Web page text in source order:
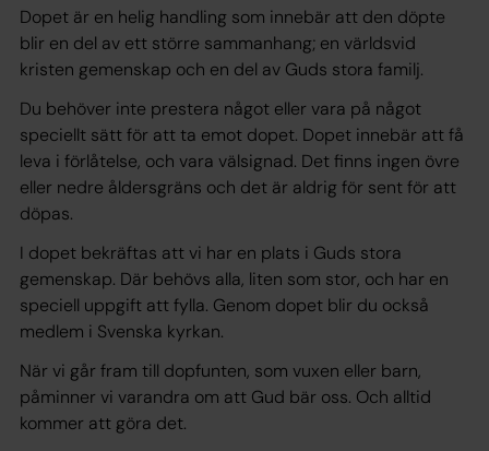
Dopet är en helig handling som innebär att den döpte
blir en del av ett större sammanhang; en världsvid
kristen gemenskap och en del av Guds stora familj.
Du behöver inte prestera något eller vara på något
speciellt sätt för att ta emot dopet. Dopet innebär att få
leva i förlåtelse, och vara välsignad. Det finns ingen övre
eller nedre åldersgräns och det är aldrig för sent för att
döpas.
I dopet bekräftas att vi har en plats i Guds stora
gemenskap. Där behövs alla, liten som stor, och har en
speciell uppgift att fylla. Genom dopet blir du också
medlem i Svenska kyrkan.
När vi går fram till dopfunten, som vuxen eller barn,
påminner vi varandra om att Gud bär oss. Och alltid
kommer att göra det.